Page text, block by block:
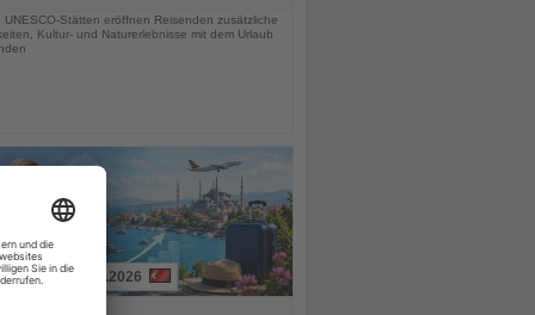
UNESCO-Stätten eröffnen Reisenden zusätzliche
Kultur- und Naturerlebnisse mit dem Urlaub
01.08.2026